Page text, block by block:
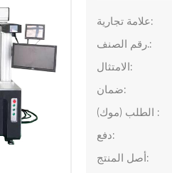
علامة تجارية:
رقم الصنف.:
الامتثال:
ضمان:
الطلب (موك) :
دفع:
أصل المنتج: